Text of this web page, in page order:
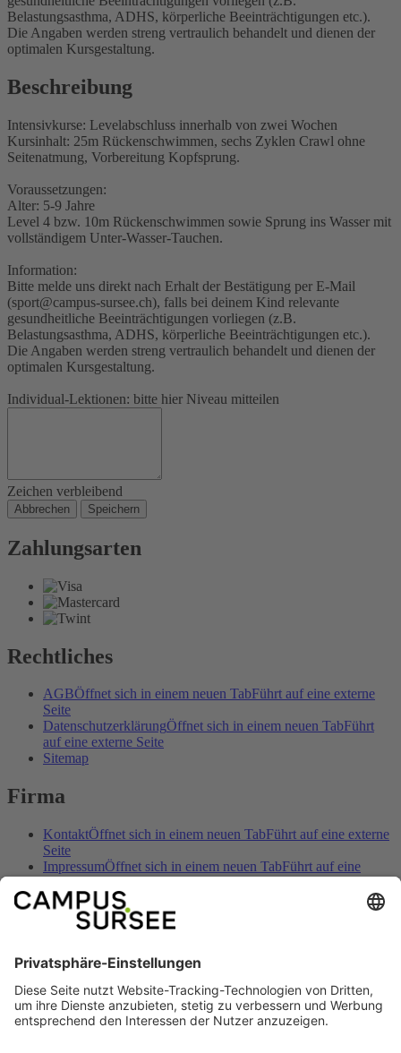
Belastungsasthma, ADHS, körperliche Beeinträchtigungen etc.).
Die Angaben werden streng vertraulich behandelt und dienen der
optimalen Kursgestaltung.
Beschreibung
Intensivkurse: Levelabschluss innerhalb von zwei Wochen
Kursinhalt: 25m Rückenschwimmen, sechs Zyklen Crawl ohne
Seitenatmung, Vorbereitung Kopfsprung.
Voraussetzungen:
Alter: 5-9 Jahre
Level 4 bzw. 10m Rückenschwimmen sowie Sprung ins Wasser mit
vollständigem Unter-Wasser-Tauchen.
Information:
Bitte melde uns direkt nach Erhalt der Bestätigung per E-Mail
(sport@campus-sursee.ch), falls bei deinem Kind relevante
gesundheitliche Beeinträchtigungen vorliegen (z.B.
Belastungsasthma, ADHS, körperliche Beeinträchtigungen etc.).
Die Angaben werden streng vertraulich behandelt und dienen der
optimalen Kursgestaltung.
Individual-Lektionen: bitte hier Niveau mitteilen
Zeichen verbleibend
Abbrechen Speichern
Zahlungsarten
Rechtliches
AGBÖffnet sich in einem neuen TabFührt auf eine externe
Seite
DatenschutzerklärungÖffnet sich in einem neuen TabFührt
auf eine externe Seite
Sitemap
Firma
KontaktÖffnet sich in einem neuen TabFührt auf eine externe
Seite
ImpressumÖffnet sich in einem neuen TabFührt auf eine
Öffnungszeiten
Führt auf eine
externe Seite
AnreiseÖffnet sich in einem neuen Tab
Preise & AngeboteÖffnet sich in einem neuen Tab
Sozial